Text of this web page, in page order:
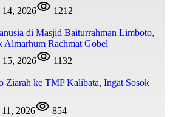
14, 2026
1212
di Masjid Baiturrahman Limboto,
Rachmat Gobel
15, 2026
1132
Ziarah ke TMP Kalibata, Ingat Sosok
2026 854